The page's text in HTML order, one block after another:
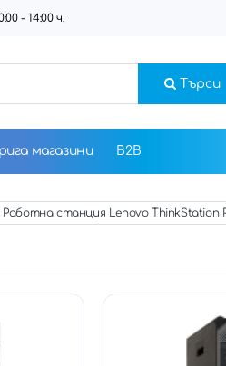
- 14:00 ч.
Търси
магазини B2B
Работна станция Lenovo ThinkStation